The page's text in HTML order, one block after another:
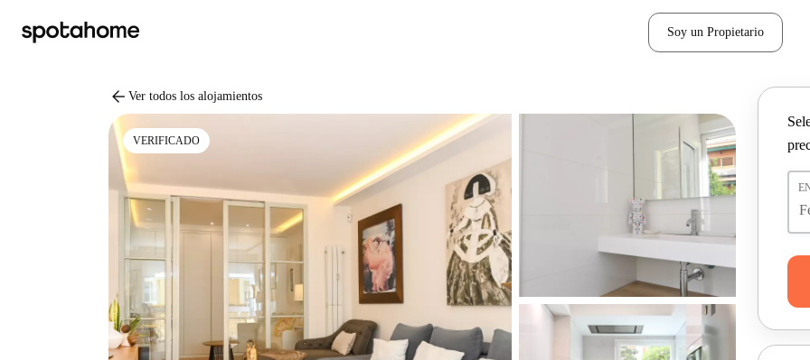
Soy un Propietario
arrow_back Ver todos los alojamientos
VERIFICADO